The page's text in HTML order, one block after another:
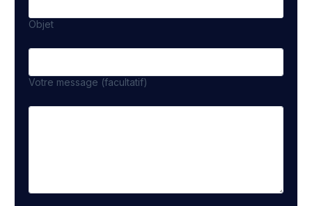
Objet
Votre message (facultatif)